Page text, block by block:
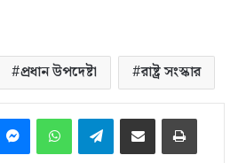
প্রধান উপদেষ্টা রাষ্ট্র সংস্কার
MessengerWhatsAppTelegramইমেইলে শেয়ার করুন প্রিন্ট